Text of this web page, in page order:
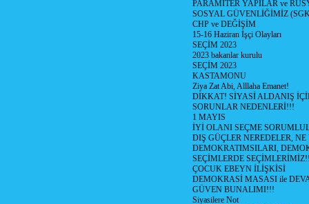
PARAMİTER YAPILAR ve
SOSYAL GÜVENLİĞİMİZ
CHP ve DEĞİŞİM
15-16 Haziran İşçi Olayları
SEÇİM 2023
2023 bakanlar kurulu
SEÇİM 2023
KASTAMONU
Ziya Zat Abi, Alllaha Emanet!
DİKKAT! SİYASİ ALDANIŞ
SORUNLAR NEDENLERİ!!!
1 MAYIS
İYİ OLANI SEÇME
DIŞ GÜÇLER NEREDELER,
DEMOKRATIMSILARI,
SEÇİMLERDE
ÇOCUK EBEYN İLİŞKİSİ
DEMOKRASİ MASASI ile
GÜVEN BUNALIMI!!!
Siyasilere Not